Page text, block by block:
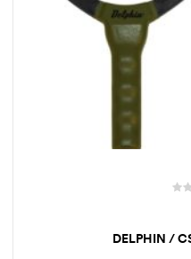
DELPHIN /